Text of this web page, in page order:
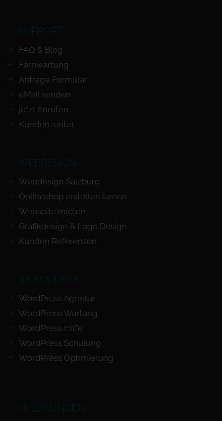
SUPPORT
FAQ & Blog
Fernwartung
Anfrage Formular
eMail senden
jetzt Anrufen
Kundenzenter
WEBDESIGN
Webdesign Salzburg
Onlineshop erstellen lassen
Webseite mieten
Grafikdesign & Logo Design
Kunden Referenzen
WORDPRESS
WordPress Agentur
WordPress Wartung
WordPress Hilfe
WordPress Schulung
WordPress Optimierung
KI-LÖSUNGEN